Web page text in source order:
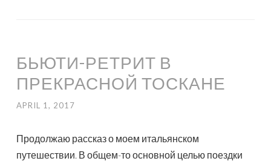
БЬЮТИ-РЕТРИТ В
ПРЕКРАСНОЙ ТОСКАНЕ
APRIL 1, 2017
Продолжаю рассказ о моем итальянском
путешествии. В общем-то основной целью поездки